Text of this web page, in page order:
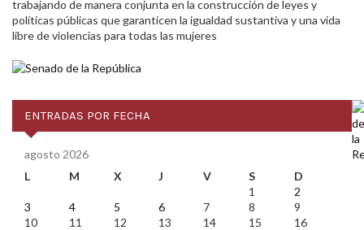
trabajando de manera conjunta en la construcción de leyes y
políticas públicas que garanticen la igualdad sustantiva y una vida
libre de violencias para todas las mujeres
ENTRADAS POR FECHA
agosto 2026
L
M X J V S
D
1
2
3
4 5 6 7 8
9
10
11 12 13 14 15
16